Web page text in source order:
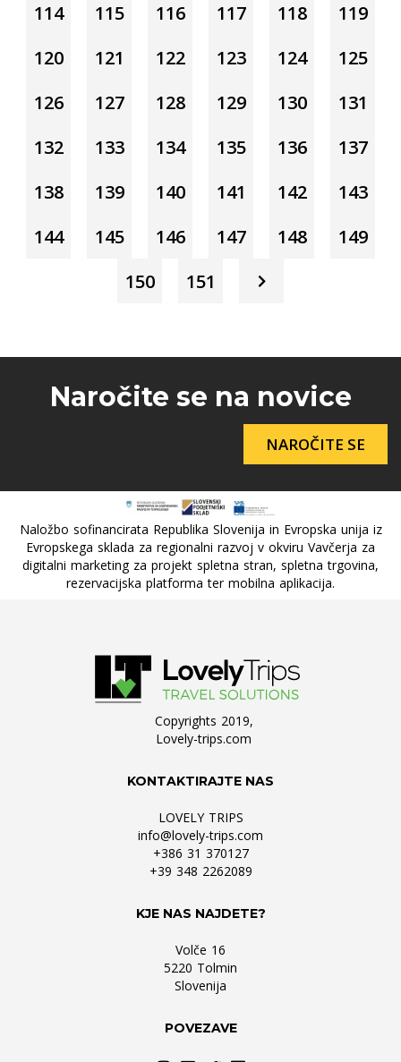
114
115 116 117 118
119
120
121 122 123 124
125
126
127 128 129 130
131
132
133 134 135 136
137
138
139 140 141 142
143
144
145 146 147 148
149
150
151
Naročite se na novice
NAROČITE SE
Naložbo sofinancirata Republika Slovenija in Evropska unija iz
Evropskega sklada za regionalni razvoj v okviru Vavčerja za
digitalni marketing za projekt spletna stran, spletna trgovina,
rezervacijska platforma ter mobilna aplikacija.
Copyrights 2019,
Lovely-trips.com
KONTAKTIRAJTE NAS
LOVELY TRIPS
info@lovely-trips.com
+386 31 370127
+39 348 2262089
KJE NAS NAJDETE?
Volče 16
5220 Tolmin
Slovenija
POVEZAVE